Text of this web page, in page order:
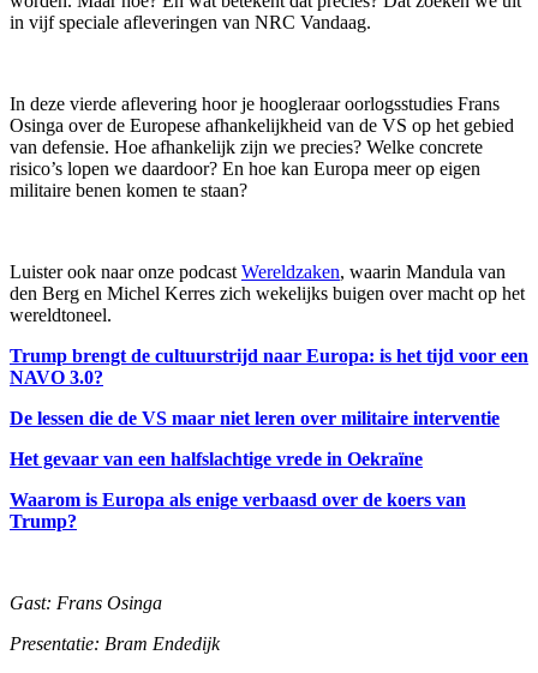
in vijf speciale afleveringen van NRC Vandaag.
In deze vierde aflevering hoor je hoogleraar oorlogsstudies Frans
Osinga over de Europese afhankelijkheid van de VS op het gebied
van defensie. Hoe afhankelijk zijn we precies? Welke concrete
risico’s lopen we daardoor? En hoe kan Europa meer op eigen
militaire benen komen te staan?
Luister ook naar onze podcast Wereldzaken, waarin Mandula van
den Berg en Michel Kerres zich wekelijks buigen over macht op het
wereldtoneel.
Trump brengt de cultuurstrijd naar Europa: is het tijd voor een
NAVO 3.0?
De lessen die de VS maar niet leren over militaire interventie
Het gevaar van een halfslachtige vrede in Oekraïne
Waarom is Europa als enige verbaasd over de koers van
Trump?
Gast: Frans Osinga
Presentatie: Bram Endedijk